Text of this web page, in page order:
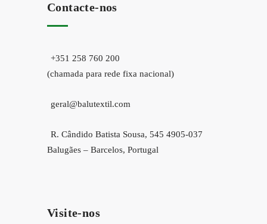
Contacte-nos
+351 258 760 200
(chamada para rede fixa nacional)
geral@balutextil.com
R. Cândido Batista Sousa, 545 4905-037
Balugães – Barcelos, Portugal
Visite-nos